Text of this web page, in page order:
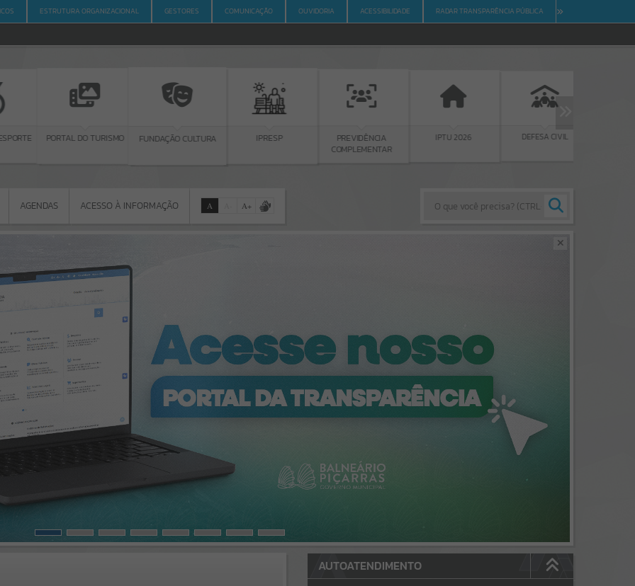
ESTRUTURA ORGANIZACIONAL GESTORES COMUNICAÇÃO OUVIDORIA ACESSIBILIDADE RADAR TRANSPARÊNCIA PÚBLICA
PORTAL DO TURISMO FUNDAÇÃO CULTURA IPRESP
PREVIDÊNCIA
COMPLEMENTAR
IPTU 2026 DEFESA CIVIL
Por favor, aguarde...
AGENDAS ACESSO À INFORMAÇÃO A A+
AUTOATENDIMENTO